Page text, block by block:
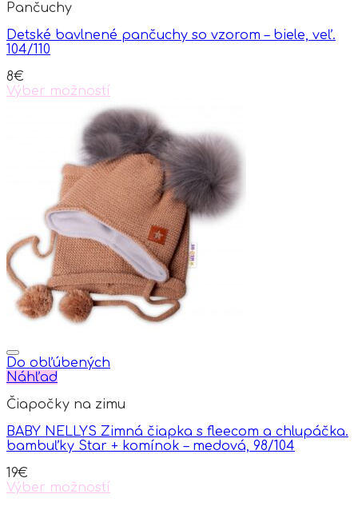
Pančuchy
Detské bavlnené pančuchy so vzorom – biele, veľ.
104/110
8€
Výber možností
variants.
chosen
on
the
product
page
Do obľúbených
Náhľad
Čiapočky na zimu
BABY NELLYS Zimná čiapka s fleecom a chlupáčka.
bambuľky Star + komínok – medová, 98/104
19€
Výber možností